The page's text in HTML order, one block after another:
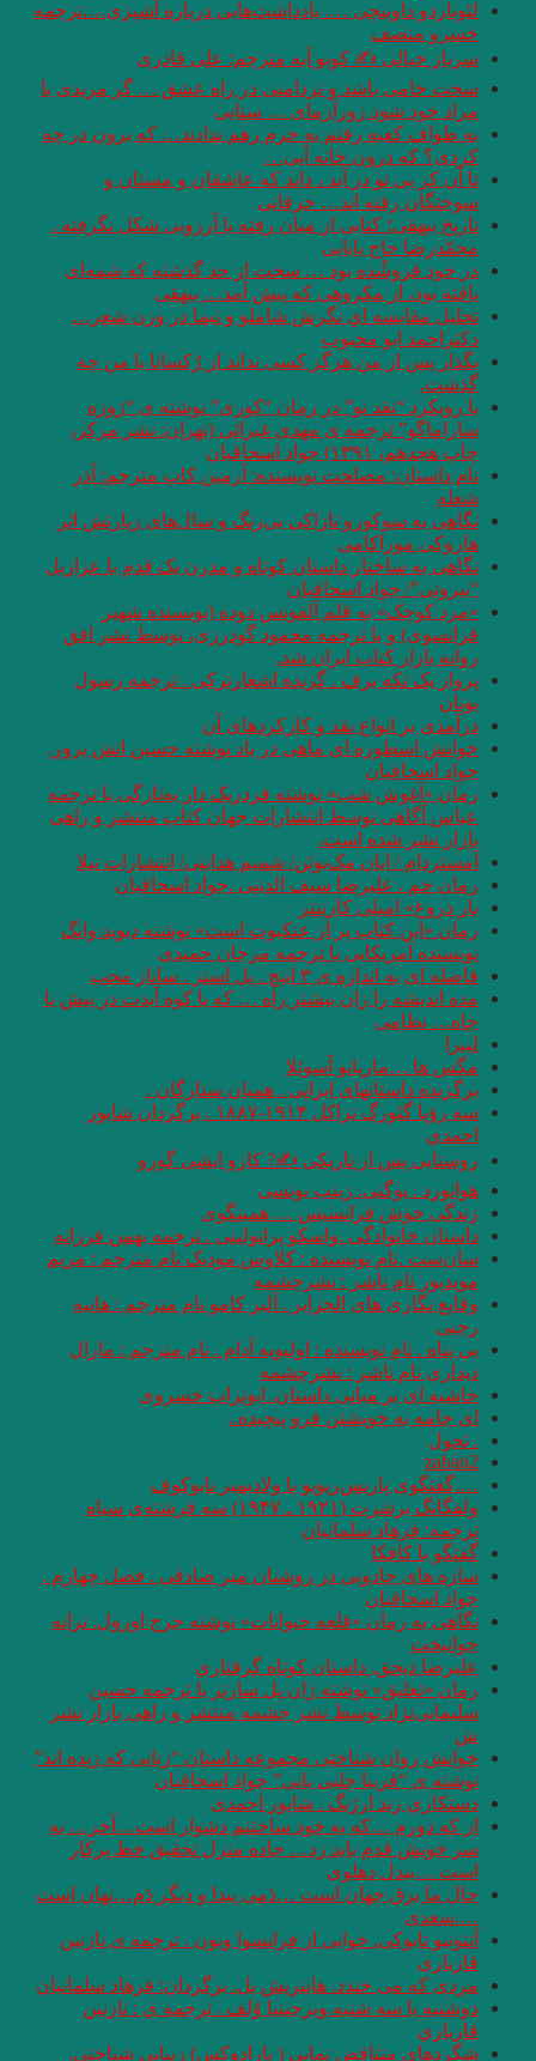
لئوناردو داوینچی …. یادداشت‌هایی درباره آشپزی….ترجمه
خسرو منصف
سرباز خیالی ✍ کوبو آبه مترجم: علی قادری
سخت خامی باشد و تردامنی در راه عشق … گر مریدی با
مراد خود شود زورآزمای … سنایی
به طواف کعبه رفتم به حرم رهم ندادند… که برون در چه
کردی؟ که درون خانه آیی…
تا آن کز پی تو در آید ، داند که عاشقان و مستان و
سوختگان رفته اند… خرقانی
تاریخ بیهقی؛ کتابی از میان رفته یا آرزویی شکل نگرفته .
محمّدرضا حاج بابایی
در خود فروشُده بود … سخت از حد گذشته که شمه‌ای
یافته بود، از مکروهی که پیش آمد… بیهقی
تحليل مقايسه اي نگرش شاملو و نيما در وزن شعر…
دكتراحمد ابو محبوب
بگذار پس از من هرگز کسی نداند از رُکسانا با من چه
گذشت.
با رویکرد “نقد نو” در رمان “کوری” نوشته ی “ژوزه
ساراماگو” ترجمه ی مهدی غبرائی (تهران: نشر مرکز،
چاپ هجدهم، ۱۳۹۱) جواد اسحاقیان
نام داستان: مصلحت نویسنده: آرمین کاپ مترجم: آذر
شعله
نگاهی به سوکورو تازاکی بی‌رنگ و سال‌های زیارتش اثر
هاروکی موراکامی
نگاهی به ساختار داستان کوتاه و مدرن یک قدم با عزازیل
“بیروتی”/ جواد اسحاقیان
«مرد کوچک» به قلم آلفونس دوده (نویسنده شهیر
فرانسوی) و با ترجمه محمود گودرزی، توسط نشر افق
روانه بازار کتاب ایران شد.
پرواز یک تکه برف . گزیده اشعارترکی . ترجمه رسول
یونان
درآمدی بر انواع نقد و کارکردهای آن
خوانش اسطوره ای ماهی در باد نوشته حسین اتش پرور.
جواد اسحاقیان
رمان «آغوش شب» نوشته فردریک دار به‌تازگی با ترجمه
عباس آگاهی توسط انتشارات جهان کتاب منتشر و راهی
بازار نشر شده است.
آمستردام / ایان مک‌یوئن/ شمیم هدایتی/ انتشارات نیلا
رمان خم . علیرضا سیف الدینی .جواد اسحاقیان
بار دروغ» امیلی کارپنتر
رمان «این کتاب پر از عنکبوت است» نوشته دیوید وانگ
نویسنده آمریکایی با ترجمه مرجان حمیدی
فاصله ای به اندازه ی ۳ اینچ . پل استر . ساناز محب
مده اندیشه را زان بیشتر راه … که یا کوه آیدت در پیش یا
چاه… نظامی
لیبرا
مگس ها …ماریانو آسوئلا
برگزیده داستانهای ایرانی . همیان ستارگان .
سه رؤيا‌ گئورگ تراكل ۱۹۱۴-۱۸۸۷ . برگردان شاپور
احمدي
روستایی پس از تاریکی ✍? کازو ایشی گورو
هوانورد . یوگنی. زینب یونسی
زندگی خوش فرانسیس … همینگوی
داستان خانوادگی .واسکو پراتولینی . ترجمه بهمن فرزانه
سان‌ست .نام نویسنده : کلاوس مودیک نام مترجم : مریم
مویدپور نام ناشر : نشرچشمه
وقایع نگاری های الجزایر . آلبر کامو نام مترجم : هانیه
رجبی
بی پناه . نام نویسنده : اولیویه آدام . نام مترجم : مارال
دیداری نام ناشر : نشرچشمه
حاشیه ای بر مبانی داستان. ابوتراب خسروی
اى جامه به خويشتن فرو پيچيده..
. تحول
zaban2
….گفتگوی پاریس‌ریویو با ولادیمیر نابوکوف
ولفگانگ برشرت (۱۹۲۱ ـ ۱۹۴۷) سه فرشته‌ی سياه
ترجمه: فرهاد سلمانیان
گفتگو با کافکا
سازه های جادویی در روشنان میر صادقی . فصل چهارم .
جواد اسحاقیان
نگاهی به رمان «قلعه حیوانات» نوشته جرج اورول. ترانه
جوانبخت
عليرضا ذيحق, داستان کوتاه گرفتاري
رمان «تعلیق» نوشته ژان پل سارتر با ترجمه حسین
سلیمانی‌نژاد توسط نشر چشمه منتشر و راهی بازار نشر
ش
خوانش روان شناختی مجموعه داستان “زنانی که زنده اند”
نوشته ی “فریبا چلبی یانی” جواد اسحاقیان
دستكاري زند ارژنگ . شاپور احمدی
از که دورم …که به خود ساختنم دشوار است…آخر… به
سر خويش قدم بايد زد… جاده منزل تحقيق خط پرکار
است …بیدل دهلوی
حال ما برق جهان است …دَمی پیدا و دیگر دَم…نهان است
….سعدی
آنتونيو تابوکی. خوابی از فرانسوا ويون . ترجمه ی نازنین
قازیاری
مردی كه می خندد. هاينريش بل. برگردان: فرهاد سلمانيان
دوشنبه يا سه شنبه.ويرجينيا وُلف . ترجمه ي : نازنين
قازياري
شگردهای متناقض نمایی ( پارادوکس) زیبایی شناختی.